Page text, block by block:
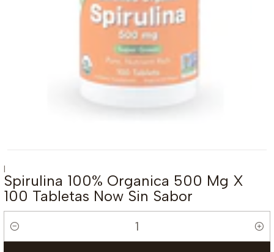
|
Spirulina 100% Organica 500 Mg X
100 Tabletas Now Sin Sabor
Cantidad